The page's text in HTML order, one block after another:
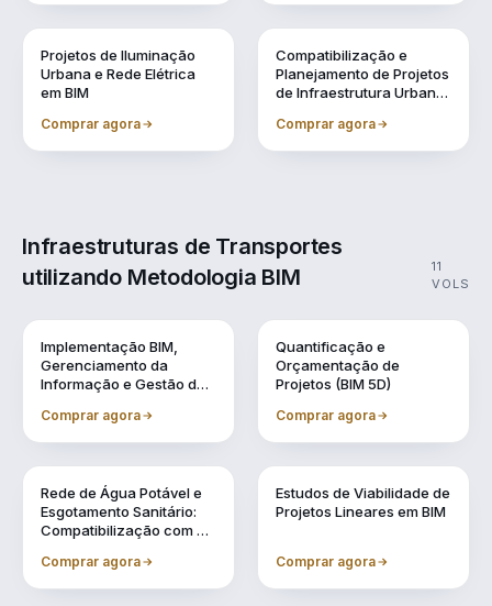
Projetos de Iluminação
Urbana e Rede Elétrica
em BIM
Comprar agora
Compatibilização e
Planejamento de Projetos
de Infraestrutura Urbana
Comprar agora
Infraestruturas de Transportes
utilizando Metodologia BIM
11
VOLS
Implementação BIM,
Gerenciamento da
Informação e Gestão de
Comprar agora
Quantificação e
Orçamentação de
Projetos (BIM 5D)
Comprar agora
Rede de Água Potável e
Esgotamento Sanitário:
Compatibilização com a
Comprar agora
Estudos de Viabilidade de
Projetos Lineares em BIM
Comprar agora